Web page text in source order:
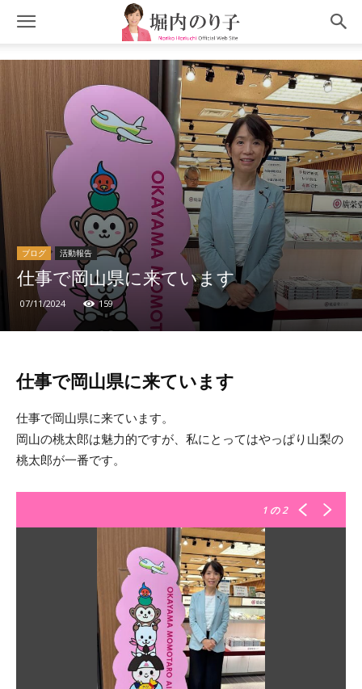
ブログ 活動報告
仕事で岡山県に来ています
07/11/2024 159
仕事で岡山県に来ています
仕事で岡山県に来ています。
岡山の桃太郎は魅力的ですが、私にとってはやっぱり山梨の
桃太郎が一番です。
1 の 2